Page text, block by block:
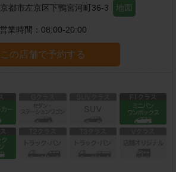
都市左京区下鴨宮河町36-3 地図
営業時間： 08:00-20:00
この店舗で予約する